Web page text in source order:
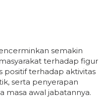
semakin
terhadap figur
positif terhadap aktivitas
serta penyerapan
masa awal jabatannya.